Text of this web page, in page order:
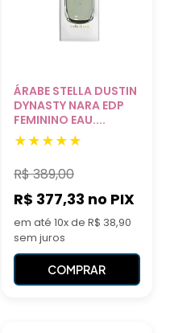
ÁRABE STELLA DUSTIN
DYNASTY NARA EDP
FEMININO EAU....
R$389,00
R$ 377,33 no PIX
em até 10x de R$ 38,90
sem juros
COMPRAR